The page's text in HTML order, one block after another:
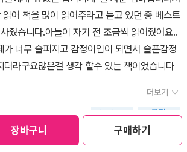
장바구니 구매하기
어 책을 많이 읽어주라고 듣고 있던 중 베스트
줬습니다.아들이 자기 전 조금씩 읽어줬어요..
가 너무 슬퍼지고 감정이입이 되면서 슬픈감정
더라구요많은걸 생각 할수 있는 책이었습니다
더보기